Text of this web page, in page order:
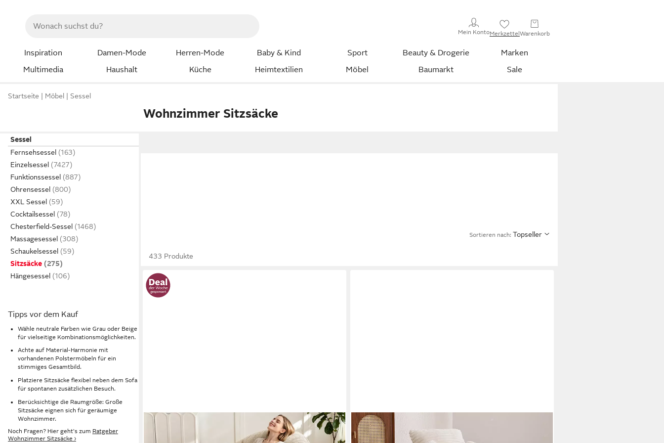
Mein KontoMerkzettelWarenkorb
Inspiration Damen-Mode Herren-Mode Baby & Kind Sport Beauty & Drogerie
Marken
Multimedia
Haushalt Küche Heimtextilien Möbel Baumarkt Sale
Startseite Möbel Sessel
Wohnzimmer Sitzsäcke
Sessel
Fernsehsessel
Einzelsessel
Funktionssessel
Ohrensessel
XXL Sessel
Cocktailsessel
Chesterfield-Sessel
Massagesessel
Schaukelsessel
Sitzsäcke
Hängesessel
Tipps vor dem Kauf
Wähle neutrale Farben wie Grau oder Beige
für vielseitige Kombinationsmöglichkeiten.
Achte auf Material-Harmonie mit
vorhandenen Polstermöbeln für ein
stimmiges Gesamtbild.
Platziere Sitzsäcke flexibel neben dem Sofa
für spontanen zusätzlichen Besuch.
Berücksichtige die Raumgröße: Große
Sitzsäcke eignen sich für geräumige
Wohnzimmer.
Noch Fragen? Hier geht's zum Ratgeber
Wohnzimmer Sitzsäcke ›
Sortieren nach: Topseller
433 Produkte
LEXZURN
Sitzsack Sitzsack Lazy Sofa Gaming Sitzsack mit Hocker,
LVHOM
Sitzsack 108x108x52cm Chenille Premium Sofa mit 3